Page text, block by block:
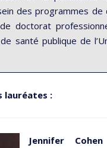
des programmes de
doctorat
santé publique de
lauréates :
Jennifer